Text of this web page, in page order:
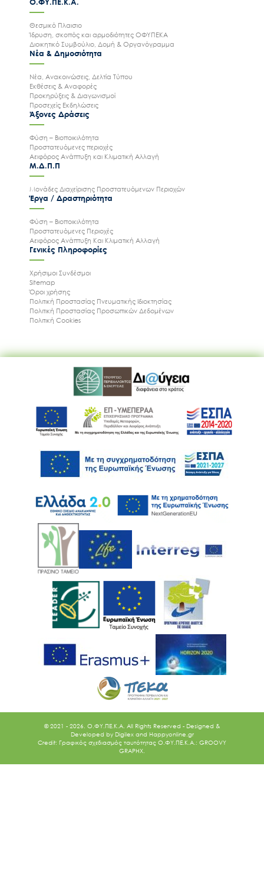
Θεσμικό Πλαισιο
Ίδρυση, σκοπός και αρμοδιότητες ΟΦΥΠΕΚΑ
Διοικητικό Συμβούλιο, Δομή & Οργανόγραμμα
Νέα & Δημοσιότητα
Νέα, Ανακοινώσεις, Δελτία Τύπου
Εκθέσεις & Αναφορές
Προκηρύξεις & Διαγωνισμοί
Προσεχείς Εκδηλώσεις
Άξονες Δράσεις
Φύση – Βιοποικιλότητα
Προστατευόμενες περιοχές
Αειφόρος Ανάπτυξη και Κλιματική Αλλαγή
Μ.Δ.Π.Π
Μονάδες Διαχείρισης Προστατευόμενων Περιοχών
Έργα / Δραστηριότητα
Φύση – Βιοποικιλότητα
Προστατευόμενες Περιοχές
Αειφόρος Ανάπτυξη Και Κλιματική Αλλαγή
Γενικές Πληροφορίες
Χρήσιμοι Συνδέσμοι
Sitemap
Όροι χρήσης
Πολιτική Προστασίας Πνευματικής Ιδιοκτησίας
Πολιτική Προστασίας Προσωπικών Δεδομένων
Πολιτική Cookies
© 2021 - 2026. O.ΦΥ.ΠΕ.Κ.Α. All Rights Reserved - Designed &
Developed by Digilex and Happyonline.gr
Credit: Γραφικός σχεδιασμός ταυτότητας Ο.ΦΥ.ΠΕ.Κ.Α.: GROOVY
GRAPHX.